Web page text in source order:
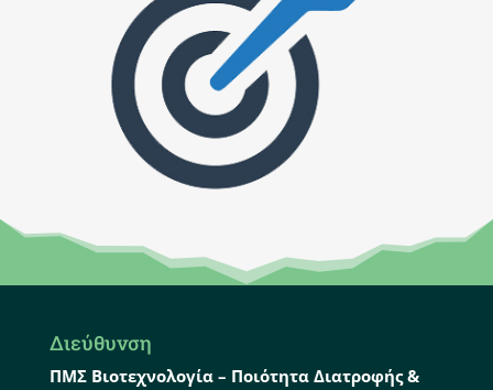
Διεύθυνση
ΠΜΣ Βιοτεχνολογία – Ποιότητα Διατροφής &